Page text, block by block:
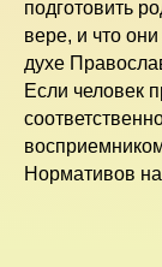
подготовить
вере, и что
духе
Если человек
Нормативов на